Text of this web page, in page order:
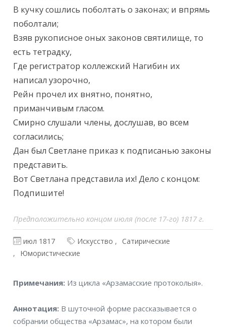
В кучку сошлись поболтать о законах; и впрямь
поболтали;
Взяв рукописное оных законов святилище, то
есть тетрадку,
Где регистратор коллежский Нагибин их
написал узорочно,
Рейн прочел их внятно, понятно,
приманчивым гласом.
Смирно слушали члены, дослушав, во всем
согласились;
Дан был Светлане приказ к подписанью законы
представить.
Вот Светлана представила их! Дело с концом:
Подпишите!
Предположительно концом июля (после 17-го) 1817 г.
июл 1817 Искусство
Сатирические
Юмористические
Примечания
Примечания: Из цикла «Арзамасские протоколыя».
Аннотация
Аннотация: В шуточной форме рассказывается о
собрании общества «Арзамас», на котором были